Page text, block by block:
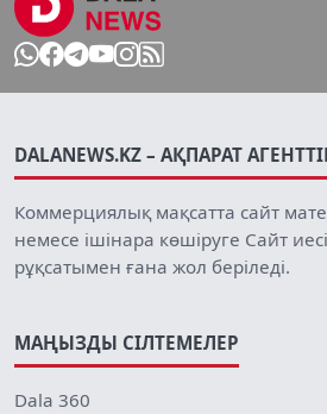
DALANEWS.KZ – АҚПАРАТ
Коммерциялық мақсатта сайт
немесе ішінара көшіруге Сайт
рұқсатымен ғана жол беріледі.
МАҢЫЗДЫ СІЛТЕМЕЛЕР
Dala 360